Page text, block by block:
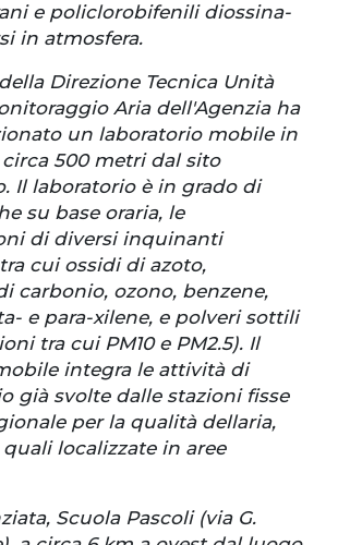
e policlorobifenili diossina-
in atmosfera.
Direzione Tecnica Unità
Aria dell'Agenzia ha
un laboratorio mobile in
circa 500 metri dal sito
Il laboratorio è in grado di
su base oraria, le
di diversi inquinanti
cui ossidi di azoto,
carbonio, ozono, benzene,
e para-xilene, e polveri sottili
tra cui PM10 e PM2.5). Il
integra le attività di
già svolte dalle stazioni fisse
per la qualità dellaria,
localizzate in aree
Scuola Pascoli (via G.